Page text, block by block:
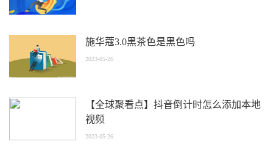
施华蔻3.0黑茶色是黑色吗
2023-05-26
【全球聚看点】抖音倒计时怎么添加本地
视频
2023-05-26